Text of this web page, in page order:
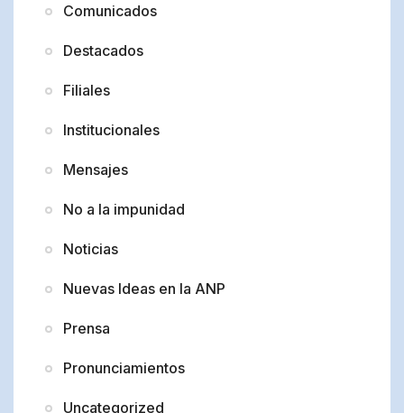
Comunicados
Destacados
Filiales
Institucionales
Mensajes
No a la impunidad
Noticias
Nuevas Ideas en la ANP
Prensa
Pronunciamientos
Uncategorized